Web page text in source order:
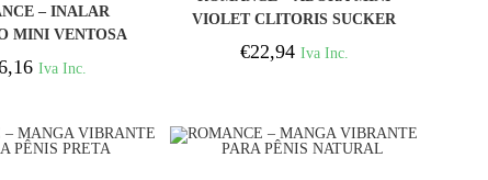
– INALAR
MINI VENTOSA
DE MEMÓRIA
Iva Inc.
VIOLET CLITORIS SUCKER
€22,94 Iva Inc.